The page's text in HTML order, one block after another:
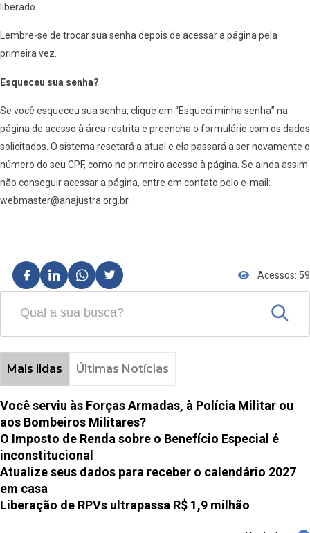
liberado.
Lembre-se de trocar sua senha depois de acessar a página pela
primeira vez.
Esqueceu sua senha?
Se você esqueceu sua senha, clique em “Esqueci minha senha” na
página de acesso à área restrita e preencha o formulário com os dados
solicitados. O sistema resetará a atual e ela passará a ser novamente o
número do seu CPF, como no primeiro acesso à página. Se ainda assim
não conseguir acessar a página, entre em contato pelo e-mail:
webmaster@anajustra.org.br.
Acessos: 59
Mais lidas Últimas Notícias
Você serviu às Forças Armadas, à Polícia Militar ou
aos Bombeiros Militares?
O Imposto de Renda sobre o Benefício Especial é
inconstitucional
Atualize seus dados para receber o calendário 2027
em casa
Liberação de RPVs ultrapassa R$ 1,9 milhão